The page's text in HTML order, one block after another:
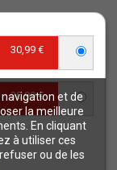
navigation et de
la meilleure
En cliquant
à utiliser ces
ou de les
30,99 €
30,99 €